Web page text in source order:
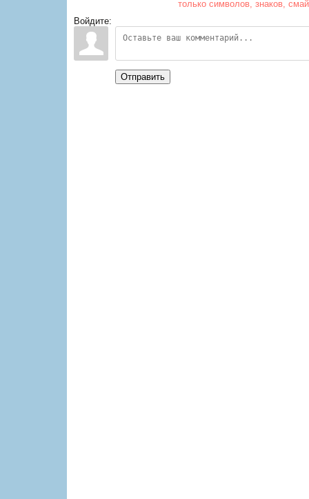
только символов, знаков,
Войдите:
Отправить